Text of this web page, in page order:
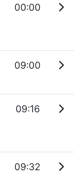
00:00
09:00
09:16
09:32